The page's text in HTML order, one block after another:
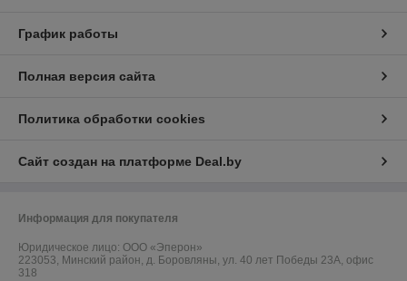
График работы
Полная версия сайта
Политика обработки cookies
Сайт создан на платформе Deal.by
Информация для покупателя
Юридическое лицо: OOO «Эперон»
223053, Минский район, д. Боровляны, ул. 40 лет Победы 23А, офис
318